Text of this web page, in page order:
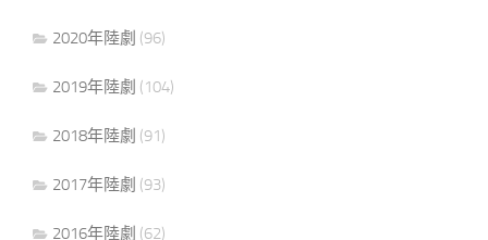
2020年陸劇 (96)
2019年陸劇 (104)
2018年陸劇 (91)
2017年陸劇 (93)
2016年陸劇 (62)